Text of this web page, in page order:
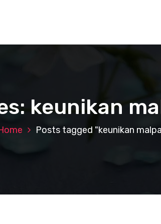
keunikan
Posts tagged "keunikan